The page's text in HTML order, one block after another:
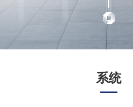
系统